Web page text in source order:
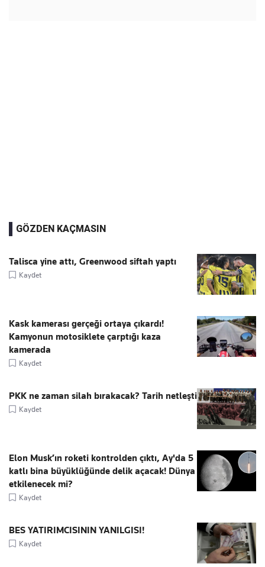
GÖZDEN KAÇMASIN
Talisca yine attı, Greenwood siftah yaptı
Kaydet
Kask kamerası gerçeği ortaya çıkardı!
Kamyonun motosiklete çarptığı kaza
kamerada
Kaydet
PKK ne zaman silah bırakacak? Tarih netleşti
Kaydet
Elon Musk’ın roketi kontrolden çıktı, Ay'da 5
katlı bina büyüklüğünde delik açacak! Dünya
etkilenecek mi?
Kaydet
BES YATIRIMCISININ YANILGISI!
Kaydet